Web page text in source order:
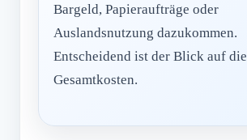
Bargeld, Papieraufträge oder
Auslandsnutzung dazukommen.
Entscheidend ist der Blick auf die
Gesamtkosten.